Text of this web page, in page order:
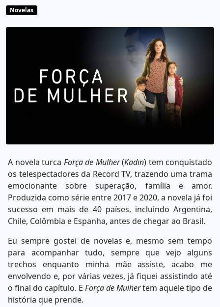
Novelas
A novela turca Força de Mulher(Kadın) tem conquistado
os telespectadores da Record TV, trazendo uma trama
emocionante sobre superação, família e amor.
Produzida como série entre 2017 e 2020, a novela já foi
sucesso em mais de 40 países, incluindo Argentina,
Chile, Colômbia e Espanha, antes de chegar ao Brasil.
Eu sempre gostei de novelas e, mesmo sem tempo
para acompanhar tudo, sempre que vejo alguns
trechos enquanto minha mãe assiste, acabo me
envolvendo e, por várias vezes, já fiquei assistindo até
o final do capítulo. E Força de Mulhertem aquele tipo de
história que prende.